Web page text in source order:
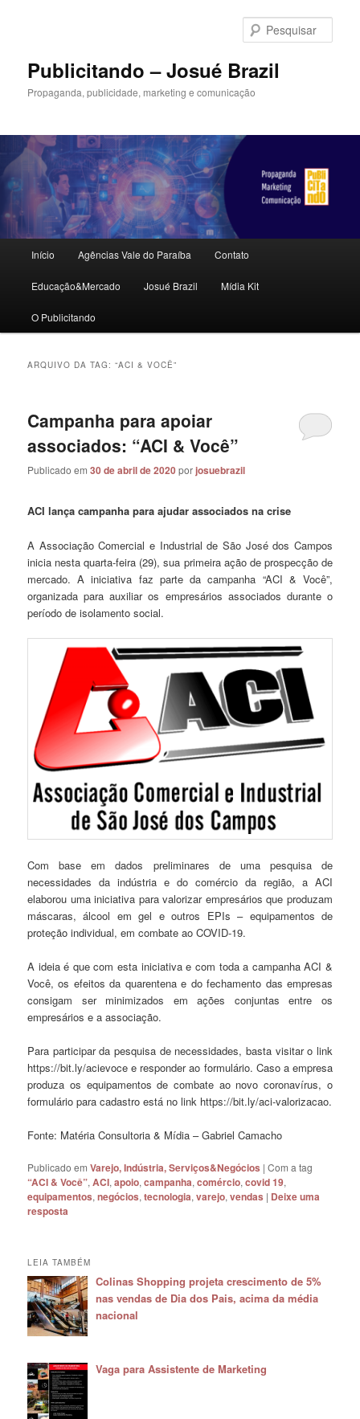
principal
secundárioPublicitando – Josué Brazil
Propaganda, publicidade, marketing e comunicação
principal
Início Agências Vale do Paraíba Contato
Educação&Mercado Josué Brazil Mídia Kit
O Publicitando
ARQUIVO DA TAG:“ACI & VOCÊ”
Campanha para apoiar
associados: “ACI & Você”
Publicado em30 de abril de 2020porjosuebrazil
ACI lança campanha para ajudar associados na crise
A Associação Comercial e Industrial de São José dos Campos
inicia nesta quarta-feira (29), sua primeira ação de prospecção de
mercado. A iniciativa faz parte da campanha “ACI & Você”,
organizada para auxiliar os empresários associados durante o
período de isolamento social.
Com base em dados preliminares de uma pesquisa de
necessidades da indústria e do comércio da região, a ACI
elaborou uma iniciativa para valorizar empresários que produzam
máscaras, álcool em gel e outros EPIs – equipamentos de
proteção individual, em combate ao COVID-19.
A ideia é que com esta iniciativa e com toda a campanha ACI &
Você, os efeitos da quarentena e do fechamento das empresas
consigam ser minimizados em ações conjuntas entre os
empresários e a associação.
Para participar da pesquisa de necessidades, basta visitar o link
https://bit.ly/acievoce e responder ao formulário. Caso a empresa
produza os equipamentos de combate ao novo coronavírus, o
formulário para cadastro está no link https://bit.ly/aci-valorizacao.
Fonte: Matéria Consultoria & Mídia – Gabriel Camacho
Publicado em Varejo, Indústria, Serviços&Negócios |Com a tag
“ACI & Você”,ACI,apoio,campanha,comércio,covid 19,
equipamentos,negócios,tecnologia,varejo,vendas | Deixe uma
resposta
LEIA TAMBÉM
Colinas Shopping projeta crescimento de 5%
nas vendas de Dia dos Pais, acima da média
nacional
Vaga para Assistente de Marketing